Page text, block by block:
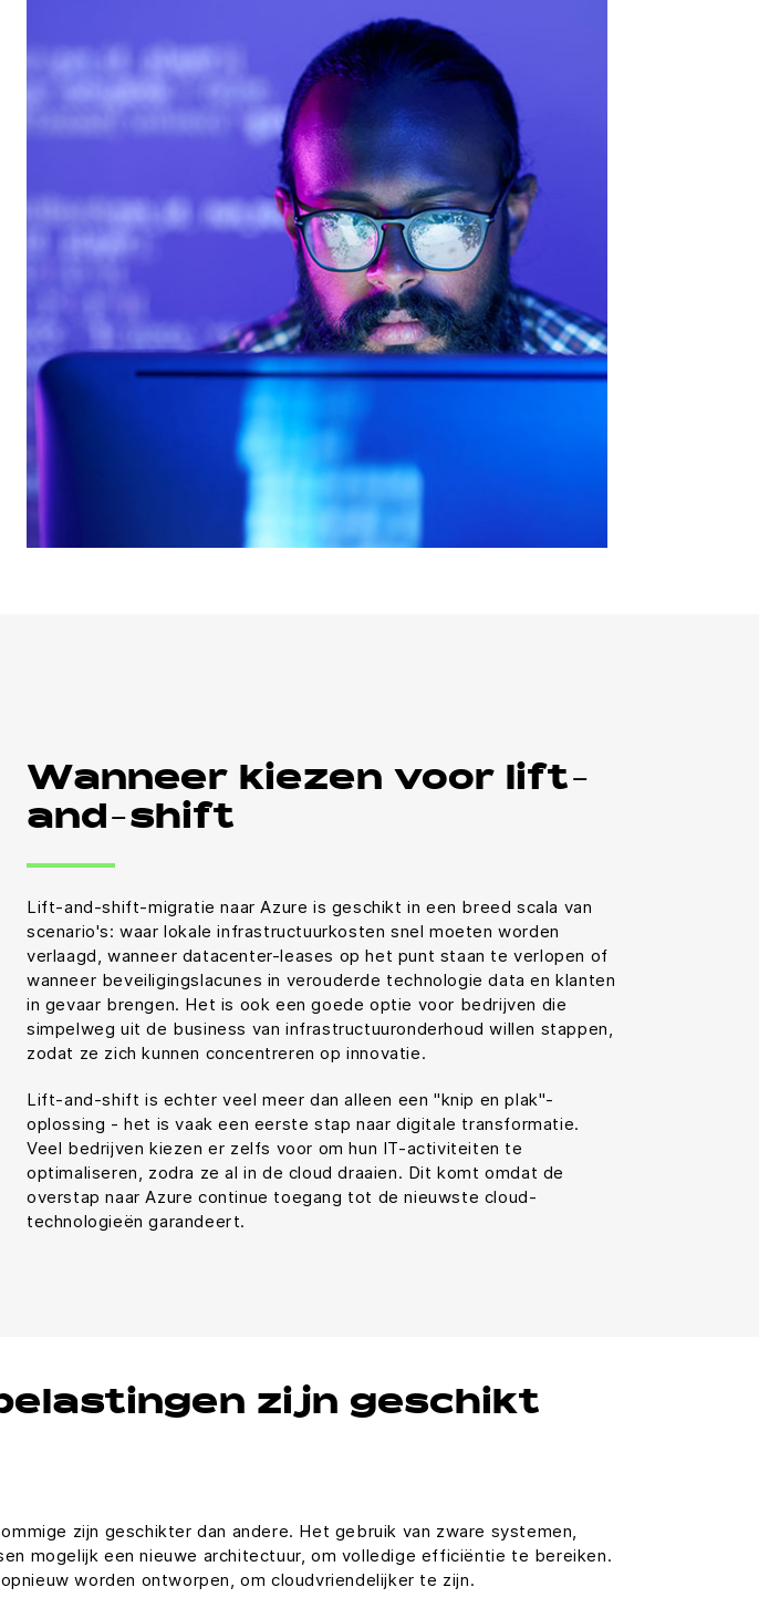
Wanneer kiezen voor lift-
and-shift
Lift-and-shift-migratie naar Azure is geschikt in een breed scala van
scenario's: waar lokale infrastructuurkosten snel moeten worden
verlaagd, wanneer datacenter-leases op het punt staan te verlopen of
wanneer beveiligingslacunes in verouderde technologie data en klanten
in gevaar brengen. Het is ook een goede optie voor bedrijven die
simpelweg uit de business van infrastructuuronderhoud willen stappen,
zodat ze zich kunnen concentreren op innovatie.
Lift-and-shift is echter veel meer dan alleen een "knip en plak"-
oplossing - het is vaak een eerste stap naar digitale transformatie.
Veel bedrijven kiezen er zelfs voor om hun IT-activiteiten te
optimaliseren, zodra ze al in de cloud draaien. Dit komt omdat de
overstap naar Azure continue toegang tot de nieuwste cloud-
technologieën garandeert.
zijn geschikt
zijn geschikter dan andere. Het gebruik van zware systemen,
mogelijk een nieuwe architectuur, om volledige efficiëntie te bereiken.
worden ontworpen, om cloudvriendelijker te zijn.